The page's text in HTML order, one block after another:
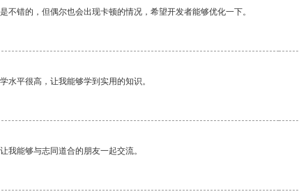
不错的，但偶尔也会出现卡顿的情况，希望开发者能够优化一下。
水平很高，让我能够学到实用的知识。
我能够与志同道合的朋友一起交流。